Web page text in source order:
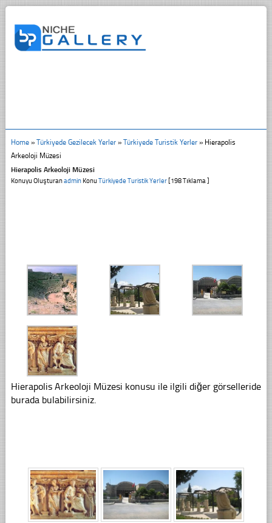
Home» Türkiyede Gezilecek Yerler» Türkiyede Turistik Yerler» Hierapolis
Arkeoloji Müzesi
Hierapolis Arkeoloji Müzesi
Konuyu OluşturanadminKonu Türkiyede Turistik Yerler[198 Tıklama ]
Hierapolis Arkeoloji Müzesi konusu ile ilgili diğer görselleride
burada bulabilirsiniz.